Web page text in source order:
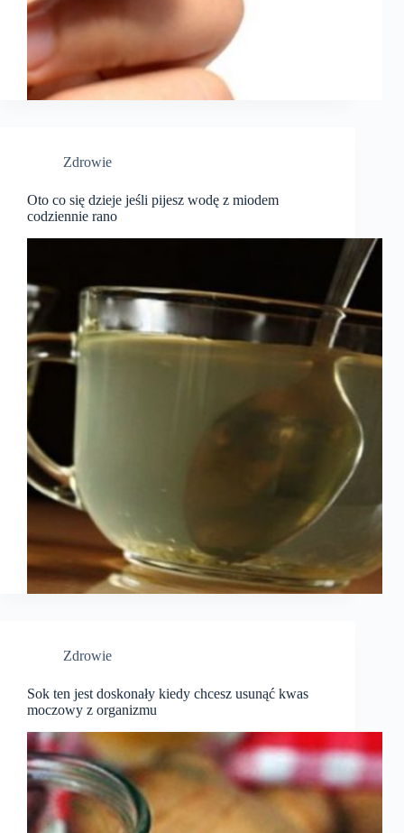
Zdrowie
Oto co się dzieje jeśli pijesz wodę z miodem
codziennie rano
Zdrowie
Sok ten jest doskonały kiedy chcesz usunąć kwas
moczowy z organizmu